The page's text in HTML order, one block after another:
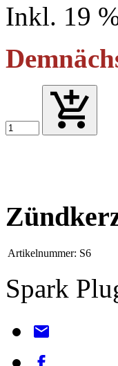
Inkl. 19
Artikelnummer: S6
Spark